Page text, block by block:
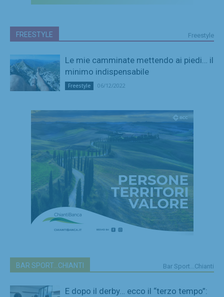
FREESTYLE Freestyle
Le mie camminate mettendo ai piedi… il
minimo indispensabile
Freestyle 06/12/2022
BAR SPORT...CHIANTI Bar Sport...Chianti
E dopo il derby… ecco il “terzo tempo”: